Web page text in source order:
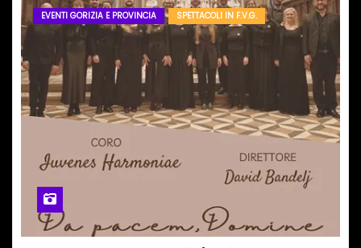
EVENTI GORIZIA E PROVINCIA SPETTACOLI IN F.V.G.